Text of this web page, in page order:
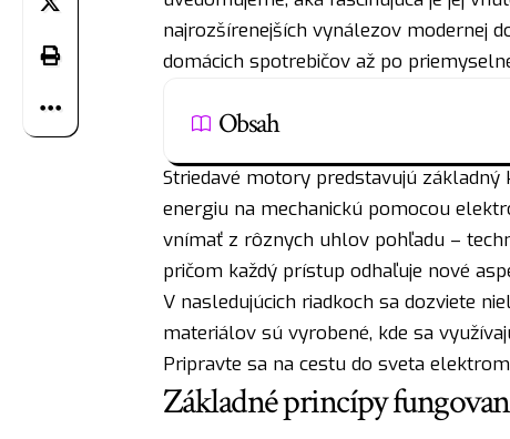
najrozšírenejších vynálezov modernej
domácich spotrebičov až po
Obsah
Striedavé motory predstavujú
energiu na mechanickú pomocou
vnímať z rôznych uhlov pohľadu –
pričom každý prístup odhaľuje nové
V nasledujúcich riadkoch sa dozviete
materiálov sú vyrobené, kde sa
Pripravte sa na cestu do sveta
Základné princípy